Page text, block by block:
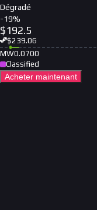
Dégradé
-19%
$192.5
$239.06
MW0.0700
Classified
Acheter maintenant